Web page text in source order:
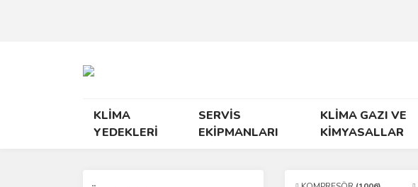
KLİMA
YEDEKLERİ
SERVİS
EKİPMANLARI
KLİMA GAZI VE
KİMYASALLAR